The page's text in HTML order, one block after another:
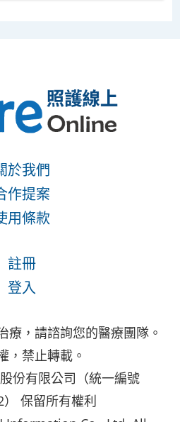
於我們
作提案
用條款
註冊
登入
療，請諮詢您的醫療團隊。
，禁止轉載。
份有限公司（統一編號
） 保留所有權利